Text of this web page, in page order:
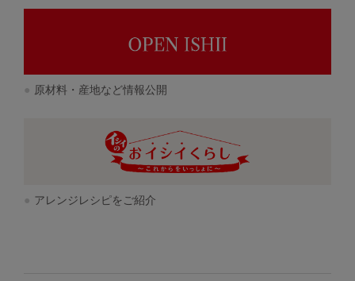
原材料・産地など情報公開
アレンジレシピをご紹介